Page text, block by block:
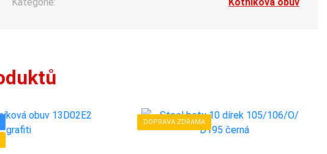
DOPRAVA ZDRAMA